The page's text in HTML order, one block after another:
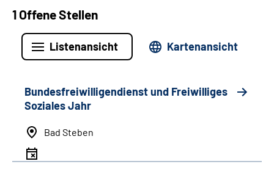
1 Offene Stellen
Listenansicht Kartenansicht
Bundesfreiwilligendienst und Freiwilliges
Soziales Jahr
Bad Steben